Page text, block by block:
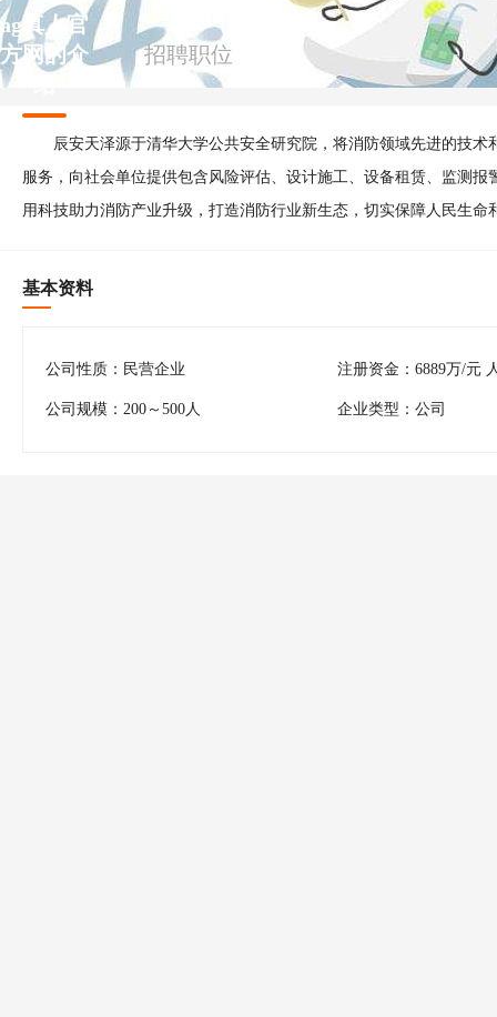
ag真人官
方网的介
招聘职位
辰安天泽源于清华大学公共安全研究院，将消防领域先进的技
服务，向社会单位提供包含风险评估、设计施工、设备租赁、监测
用科技助力消防产业升级，打造消防行业新生态，切实保障人民生
基本资料
公司性质：民营企业 注册资金：6889万/元
公司规模：200～500人 企业类型：公司